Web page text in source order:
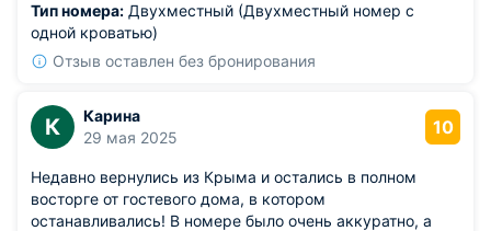
Тип номера: Двухместный (Двухместный номер с
одной кроватью)
Отзыв оставлен без бронирования
К
Карина
29 мая 2025
10
Недавно вернулись из Крыма и остались в полном
восторге от гостевого дома, в котором
останавливались! В номере было очень аккуратно, а